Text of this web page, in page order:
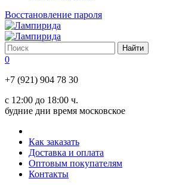
Восстановление пароля
0
+7 (921) 904 78 30
с 12:00 до 18:00 ч.
будние дни время московское
Как заказать
Доставка и оплата
Оптовым покупателям
Контакты